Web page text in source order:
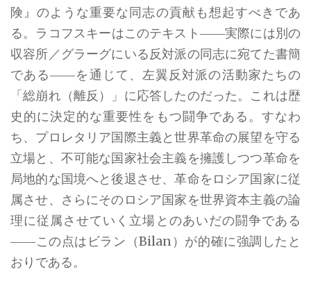
険』のような重要な同志の貢献も想起すべきであ
る。ラコフスキーはこのテキスト――実際には別の
収容所／グラーグにいる反対派の同志に宛てた書簡
である――を通じて、左翼反対派の活動家たちの
「総崩れ（離反）」に応答したのだった。これは歴
史的に決定的な重要性をもつ闘争である。すなわ
ち、プロレタリア国際主義と世界革命の展望を守る
立場と、不可能な国家社会主義を擁護しつつ革命を
局地的な国境へと後退させ、革命をロシア国家に従
属させ、さらにそのロシア国家を世界資本主義の論
理に従属させていく立場とのあいだの闘争である
――この点はビラン（Bilan）が的確に強調したと
おりである。